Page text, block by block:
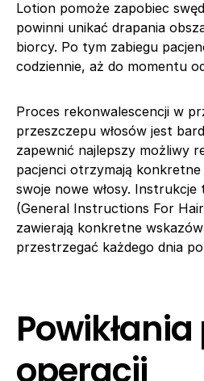
Lotion pomoże zapobiec
powinni unikać drapania
biorcy. Po tym zabiegu
codziennie, aż do momentu
Proces rekonwalescencji w
przeszczepu włosów jest
zapewnić najlepszy możliwy
pacjenci otrzymają
swoje nowe włosy. Instrukcje
(General Instructions For
zawierają konkretne
przestrzegać każdego dnia
Powikłania
operacji